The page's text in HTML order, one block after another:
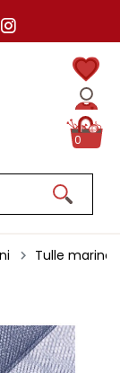
0
Tulle marine